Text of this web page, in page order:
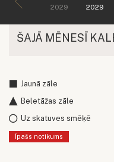
2029 2029
ŠAJĀ MĒNESĪ
Jaunā zāle
Beletāžas zāle
Uz skatuves smēķē
Īpašs notikums